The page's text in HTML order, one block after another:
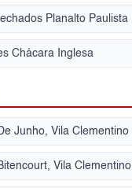
Planalto Paulista
Chácara Inglesa
Junho, Vila Clementino
Vila Clementino